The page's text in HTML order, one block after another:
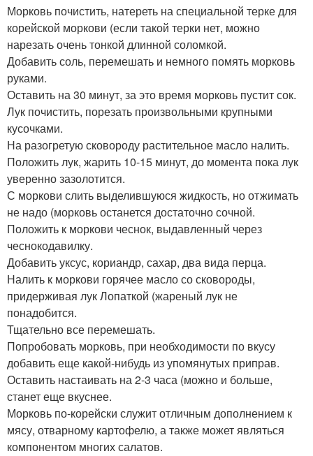
Морковь почистить, натереть на специальной терке для
корейской моркови (если такой терки нет, можно
нарезать очень тонкой длинной соломкой.
Добавить соль, перемешать и немного помять морковь
руками.
Оставить на 30 минут, за это время морковь пустит сок.
Лук почистить, порезать произвольными крупными
кусочками.
На разогретую сковороду растительное масло налить.
Положить лук, жарить 10-15 минут, до момента пока лук
уверенно зазолотится.
С моркови слить выделившуюся жидкость, но отжимать
не надо (морковь останется достаточно сочной.
Положить к моркови чеснок, выдавленный через
чеснокодавилку.
Добавить уксус, кориандр, сахар, два вида перца.
Налить к моркови горячее масло со сковороды,
придерживая лук Лопаткой (жареный лук не
понадобится.
Тщательно все перемешать.
Попробовать морковь, при необходимости по вкусу
добавить еще какой-нибудь из упомянутых приправ.
Оставить настаивать на 2-3 часа (можно и больше,
станет еще вкуснее.
Морковь по-корейски служит отличным дополнением к
мясу, отварному картофелю, а также может являться
компонентом многих салатов.